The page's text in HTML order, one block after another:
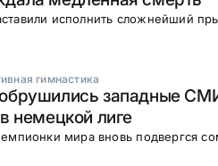
исполнить сложнейший
гимнастика
западные
немецкой лиге
мира вновь подвергся